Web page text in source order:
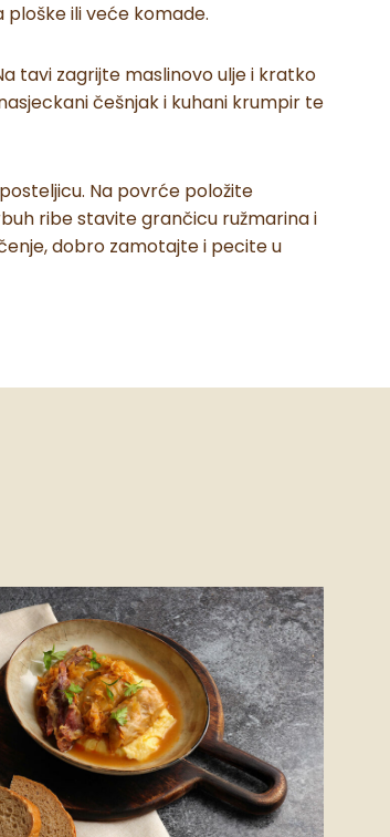
ploške ili veće komade.
tavi zagrijte maslinovo ulje i kratko
češnjak i kuhani krumpir te
Na povrće položite
ribe stavite grančicu ružmarina i
dobro zamotajte i pecite u